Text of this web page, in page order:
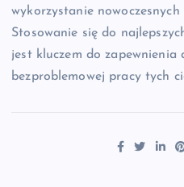
wykorzystanie
Stosowanie się do
jest kluczem do zapewnienia
bezproblemowej pracy tych